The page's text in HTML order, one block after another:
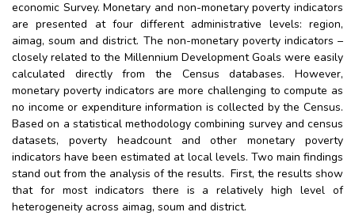
economic Survey. Monetary and non-monetary poverty indicators
are presented at four different administrative levels: region,
aimag, soum and district. The non-monetary poverty indicators –
closely related to the Millennium Development Goals were easily
calculated directly from the Census databases. However,
monetary poverty indicators are more challenging to compute as
no income or expenditure information is collected by the Census.
Based on a statistical methodology combining survey and census
datasets, poverty headcount and other monetary poverty
indicators have been estimated at local levels. Two main findings
stand out from the analysis of the results. First, the results show
that for most indicators there is a relatively high level of
heterogeneity across aimag, soum and district.